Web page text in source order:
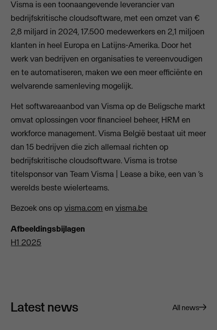
Visma is een toonaangevende leverancier van
bedrijfskritische cloudsoftware, met een omzet van €
2,8 miljard in 2024, 17.500 medewerkers en 2,1 miljoen
klanten in heel Europa en Latijns-Amerika. Door het
werk van bedrijven en organisaties te vereenvoudigen
en te automatiseren, maken we een meer efficiënte en
welvarende samenleving mogelijk.
Het softwareaanbod van Visma op de Beligsche markt
omvat oplossingen voor financieel beheer, HRM en
workforce management. Visma België bestaat uit meer
dan 15 bedrijven die zich allemaal richten op
bedrijfskritische cloudsoftware. Visma is trotse
titelsponsor van Team Visma | Lease a bike, een van ‘s
werelds beste wielerteams.
Bezoek ons opvisma.com envisma.be
Afbeeldingsbijlagen
H1 2025
Latest news All news